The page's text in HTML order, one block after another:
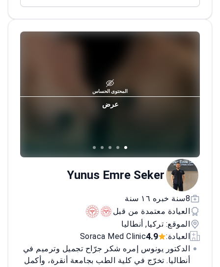
مستشفى فلورنس نايتنغيل، وعيادة د. أحمد ديلبر
باريس، ودبي ديرما.المحتوى الحساس
عرض
Yunus Emre Seker
8سنة خبره ١٦ سنة
العيادة معتمدة من قبل
الموقع: تركيا, أنطاليا
العيادة:
4.9
Soraca Med Clinic
الدكتور يونوس إمره شكر جرّاح تجميل وترميم في
أنطاليا. تخرّج في كلية الطب بجامعة أنقرة، وأكمل